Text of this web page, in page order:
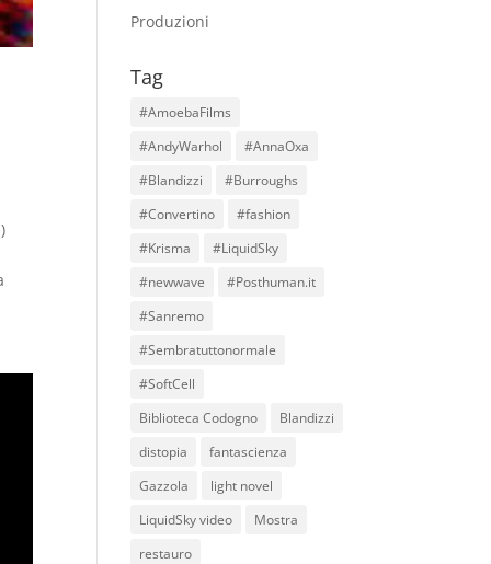
Produzioni
Tag
#AmoebaFilms
#AndyWarhol
#AnnaOxa
#Blandizzi
#Burroughs
#Convertino
#fashion
#Krisma
#LiquidSky
#newwave
#Posthuman.it
#Sanremo
#Sembratuttonormale
#SoftCell
Biblioteca Codogno
Blandizzi
distopia
fantascienza
Gazzola
light novel
LiquidSky video
Mostra
restauro